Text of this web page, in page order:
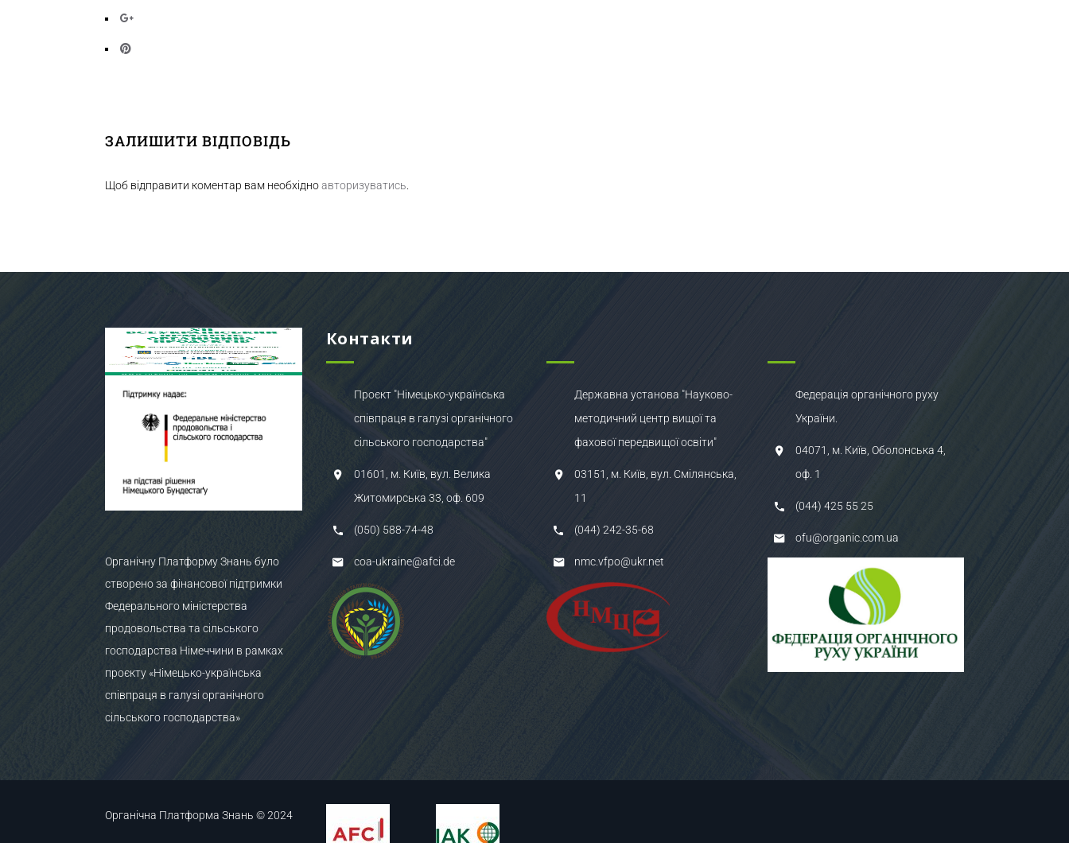
ЗАЛИШИТИ ВІДПОВІДЬ
Щоб відправити коментар вам необхідноавторизуватись
Органічну Платформу Знань було
створено за фінансової підтримки
Федерального міністерства
продовольства та сільського
господарства Німеччини в рамках
проєкту «Німецько-українська
співпраця в галузі органічного
сільського господарства»
Контакти
Проєкт "Німецько-українська
співпраця в галузі органічного
сільського господарства"
01601, м. Київ, вул. Велика
Житомирська 33, оф. 609
(050) 588-74-48
coa-ukraine@afci.de
Державна установа "Науково-
методичний центр вищої та
фахової передвищої освіти"
03151, м. Київ, вул. Смілянська,
11
(044) 242-35-68
nmc.vfpo@ukr.net
Федерація органічного руху
України.
04071, м. Київ, Оболонська 4,
оф. 1
(044) 425 55 25
ofu@organic.com.ua
Органічна Платформа Знань © 2024